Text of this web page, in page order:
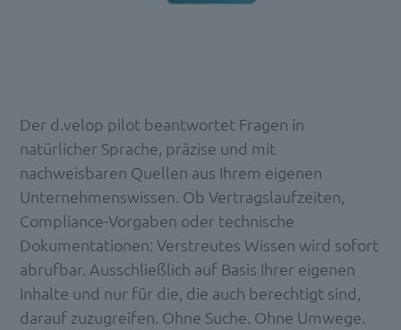
Der d.velop pilot beantwortet Fragen in
natürlicher Sprache, präzise und mit
nachweisbaren Quellen aus Ihrem eigenen
Unternehmenswissen. Ob Vertragslaufzeiten,
Compliance-Vorgaben oder technische
Dokumentationen: Verstreutes Wissen wird sofort
abrufbar. Ausschließlich auf Basis Ihrer eigenen
Inhalte und nur für die, die auch berechtigt sind,
darauf zuzugreifen. Ohne Suche. Ohne Umwege.